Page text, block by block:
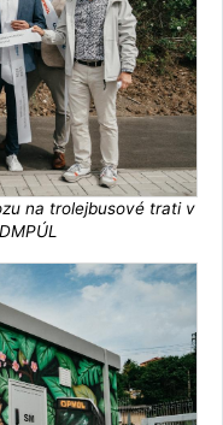
na trolejbusové trati v